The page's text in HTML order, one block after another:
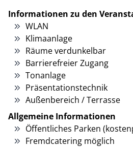
Informationen zu den
WLAN
Klimaanlage
Räume verdunkelbar
Barrierefreier Zugang
Tonanlage
Präsentationstechnik
Außenbereich / Terrasse
Allgemeine Informationen
Öffentliches Parken
Fremdcatering möglich